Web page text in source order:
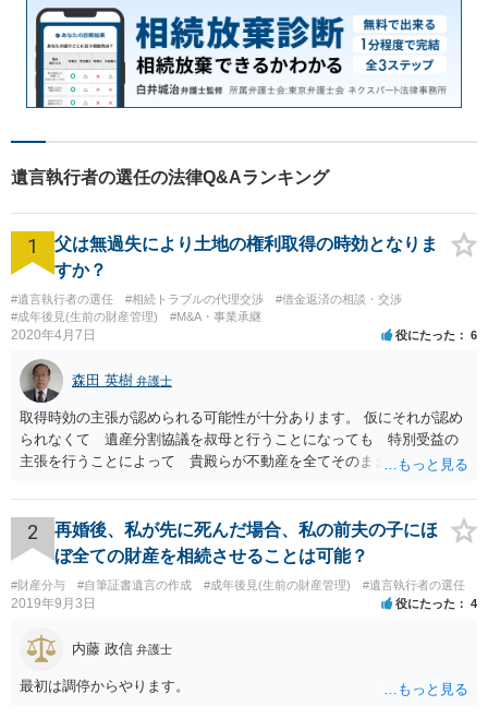
遺言執行者の選任の法律Q&Aランキング
1
父は無過失により土地の権利取得の時効となりま
すか？
#遺言執行者の選任 #相続トラブルの代理交渉
#借金返済の相談・交渉
#成年後見(生前の財産管理)
#M&A・事業承継
2020年4月7日 役にたった 6
森田 英樹 弁護士
取得時効の主張が認められる可能性が十分あります。 仮にそれが認め
られなくて 遺産分割協議を叔母と行うことになっても 特別受益の
主張を行うことによって 貴殿らが不動産を全てそのまま取得できる
2
再婚後、私が先に死んだ場合、私の前夫の子にほ
ぼ全ての財産を相続させることは可能？
#財産分与 #自筆証書遺言の作成 #成年後見(生前の財産管理) #遺言執行者の選任
2019年9月3日 役にたった 4
内藤 政信 弁護士
最初は調停からやります。